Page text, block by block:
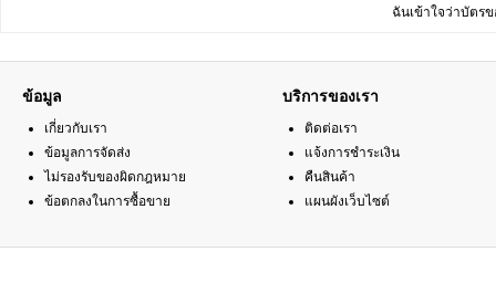
ฉันเข้าใจว่าบัตร
ข้อมูล
เกี่ยวกับเรา
ข้อมูลการจัดส่ง
ไม่รองรับของผิดกฎหมาย
ข้อตกลงในการซื้อขาย
บริการของเรา
ติดต่อเรา
แจ้งการชำระเงิน
คืนสินค้า
แผนผังเว็บไซต์